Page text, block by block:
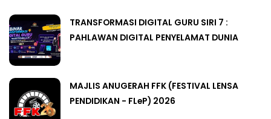
TRANSFORMASI DIGITAL GURU SIRI 7 :
PAHLAWAN DIGITAL PENYELAMAT DUNIA
MAJLIS ANUGERAH FFK (FESTIVAL LENSA
PENDIDIKAN - FLeP) 2026